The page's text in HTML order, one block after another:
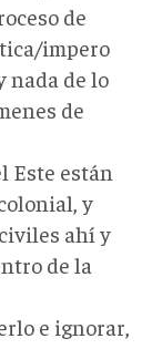
de
impero
nada de lo
de
Este están
y
ahí y
de la
e ignorar,